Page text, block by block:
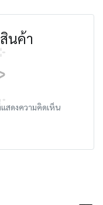
นค้า
สดงความคิดเห็น